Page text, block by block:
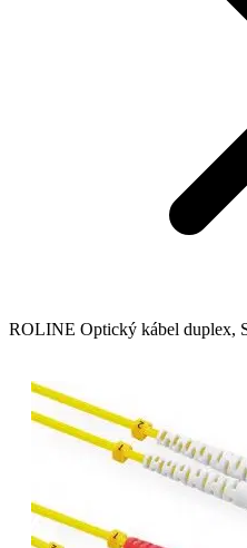
ROLINE Optický kábel duplex,